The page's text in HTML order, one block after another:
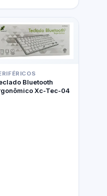
Bluetooth
Xc-Tec-04